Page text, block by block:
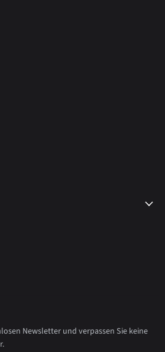
Newsletter und verpassen Sie keine